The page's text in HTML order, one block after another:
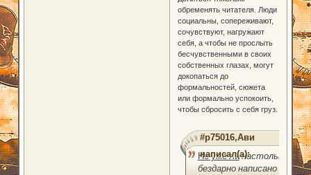
обременять читателя. Люди
социальны, сопереживают,
сочувствуют, нагружают
себя, а чтобы не прослыть
бесчувственными в своих
собственных глазах, могут
докопаться до
формальностей, сюжета
или формально успокоить,
чтобы сбросить с себя груз.
#p75016,Ави
написал(а):
Не уже линастолько
бездарно написано